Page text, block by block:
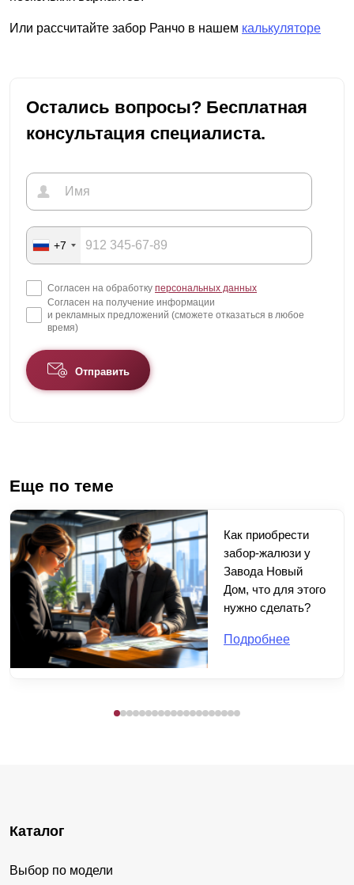
Или рассчитайте забор Ранчо в нашем калькуляторе
Остались вопросы? Бесплатная
консультация специалиста.
+7
Согласен на обработку персональных данных
Согласен на получение информации
и рекламных предложений (сможете отказаться в любое
время)
Отправить
Еще по теме
Как приобрести
забор-жалюзи у
Завода Новый
Дом, что для этого
нужно сделать?
Подробнее
Каталог
Выбор по модели